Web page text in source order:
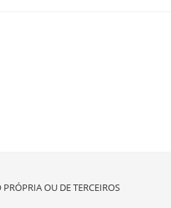
OU DE TERCEIROS